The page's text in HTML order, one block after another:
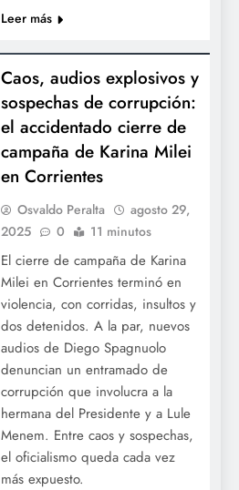
Leer más
Caos, audios explosivos y
sospechas de corrupción:
el accidentado cierre de
campaña de Karina Milei
en Corrientes
Osvaldo Peralta
agosto 29,
2025
0 11 minutos
El cierre de campaña de Karina
Milei en Corrientes terminó en
violencia, con corridas, insultos y
dos detenidos. A la par, nuevos
audios de Diego Spagnuolo
denuncian un entramado de
corrupción que involucra a la
hermana del Presidente y a Lule
Menem. Entre caos y sospechas,
el oficialismo queda cada vez
más expuesto.